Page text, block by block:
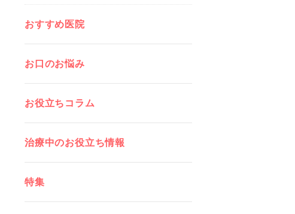
おすすめ医院
お口のお悩み
お役立ちコラム
治療中のお役立ち情報
特集